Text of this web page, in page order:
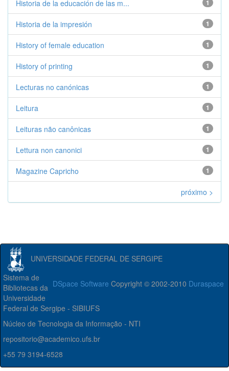
1
Historia de la educación de las m...
1
Historia de la impresión
1
History of female education
1
History of printing
1
Lecturas no canónicas
1
Leitura
1
Leituras não canônicas
1
Lettura non canonici
1
Magazine Capricho
próximo >
UNIVERSIDADE FEDERAL DE SERGIPE
DSpace Software Copyright © 2002-2010 Duraspace
Sistema de
Bibliotecas da
Universidade
Federal de Sergipe - SIBIUFS
Núcleo de Tecnologia da Informação - NTI
repositorio@academico.ufs.br
+55 79 3194-6528